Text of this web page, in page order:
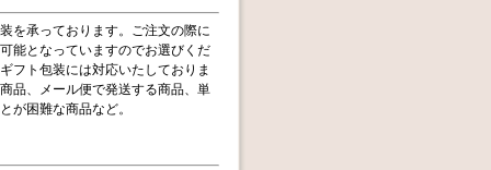
を承っております。ご注文の際に
能となっていますのでお選びくだ
フト包装には対応いたしておりま
品、メール便で発送する商品、単
が困難な商品など。